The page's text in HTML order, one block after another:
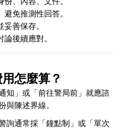
避免推測性回答。
妥善保存。
論後續應對。
怎麼算？
知」或「前往警局前」就應諮
與陳述界線。
詢通常採「鐘點制」或「單次